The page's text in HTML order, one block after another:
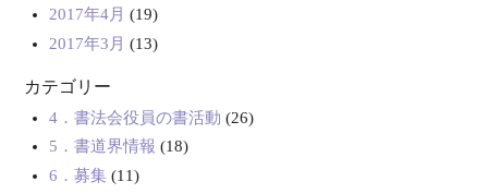
2017年4月 (19)
2017年3月 (13)
カテゴリー
4．書法会役員の書活動 (26)
5．書道界情報 (18)
6．募集(11)